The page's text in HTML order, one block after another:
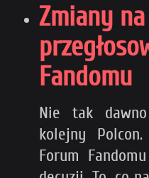
Zmiany
Fandomu
Nie tak
kolejny
Forum